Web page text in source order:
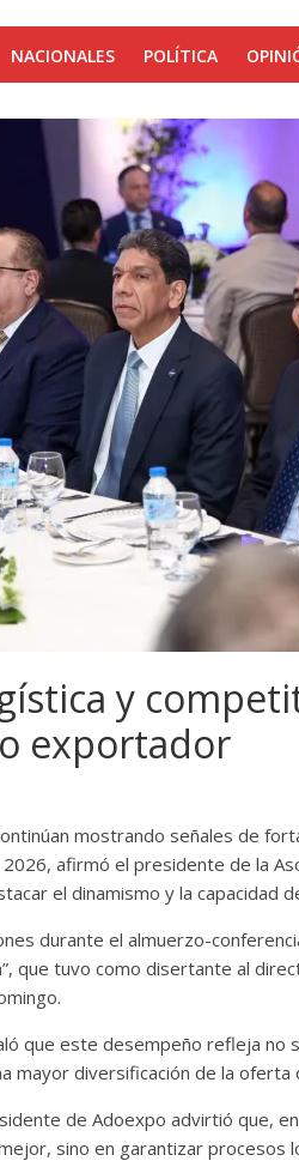
NACIONALES POLÍTICA
y
exportador
mostrando señales de
afirmó el presidente de la
el dinamismo y la capacidad
durante el almuerzo-
que tuvo como disertante al
que este desempeño refleja no
mayor diversificación de la oferta
de Adoexpo advirtió que,
sino en garantizar